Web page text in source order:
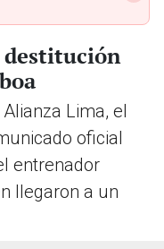
destitución
Lima, el
oficial
entrenador
llegaron a un